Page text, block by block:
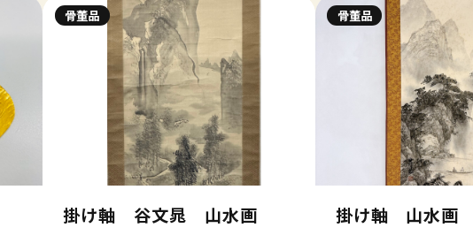
骨董品
掛け軸 谷文晁 山水画
骨董品
掛け軸 山水画